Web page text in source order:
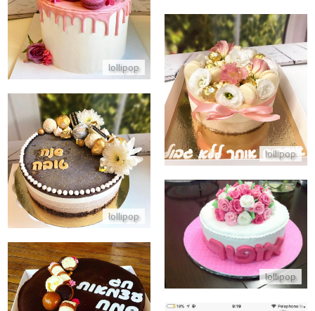
lollipop
התקשר/י
lollipop
עוגת מוסים מעוצבת ליום האהבה
התקשר/י
lollipop
עוגת מוסים לראש השנה
התקשר/י
lollipop
עוגת פרחים מבצק סוכר
התקשר/י
עוגת טריקולד ליום העצמאות